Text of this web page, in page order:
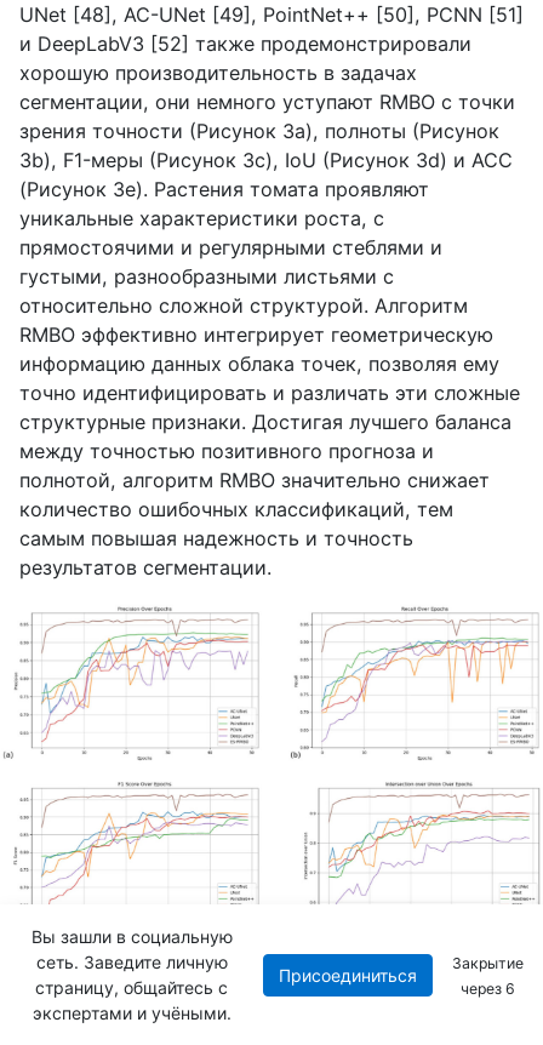
UNet [48], AC-UNet [49], PointNet++ [50], PCNN [51]
и DeepLabV3 [52] также продемонстрировали
хорошую производительность в задачах
сегментации, они немного уступают RMBO с точки
зрения точности (Рисунок 3a), полноты (Рисунок
3b), F1-меры (Рисунок 3c), IoU (Рисунок 3d) и ACC
(Рисунок 3e). Растения томата проявляют
уникальные характеристики роста, с
прямостоячими и регулярными стеблями и
густыми, разнообразными листьями с
относительно сложной структурой. Алгоритм
RMBO эффективно интегрирует геометрическую
информацию данных облака точек, позволяя ему
точно идентифицировать и различать эти сложные
структурные признаки. Достигая лучшего баланса
между точностью позитивного прогноза и
полнотой, алгоритм RMBO значительно снижает
количество ошибочных классификаций, тем
самым повышая надежность и точность
результатов сегментации.
Вы зашли в социальную
сеть. Заведите личную
страницу, общайтесь с
экспертами и учёными.
Присоединиться
Закрытие
через 6